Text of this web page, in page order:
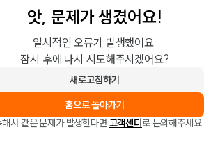
앗, 문제가 생겼어요!
일시적인 오류가 발생했어요.
잠시 후에 다시 시도해주시겠어요?
새로고침하기
홈으로 돌아가기
서 같은 문제가 발생한다면 고객센터로 문의해주세요.